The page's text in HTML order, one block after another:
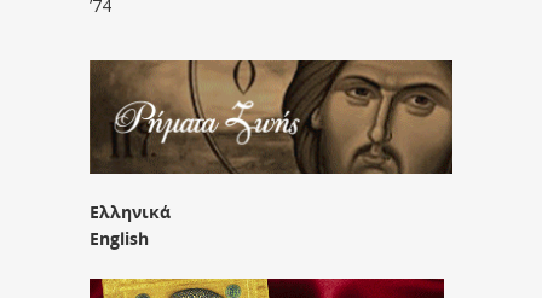
’74
Ελληνικά
English